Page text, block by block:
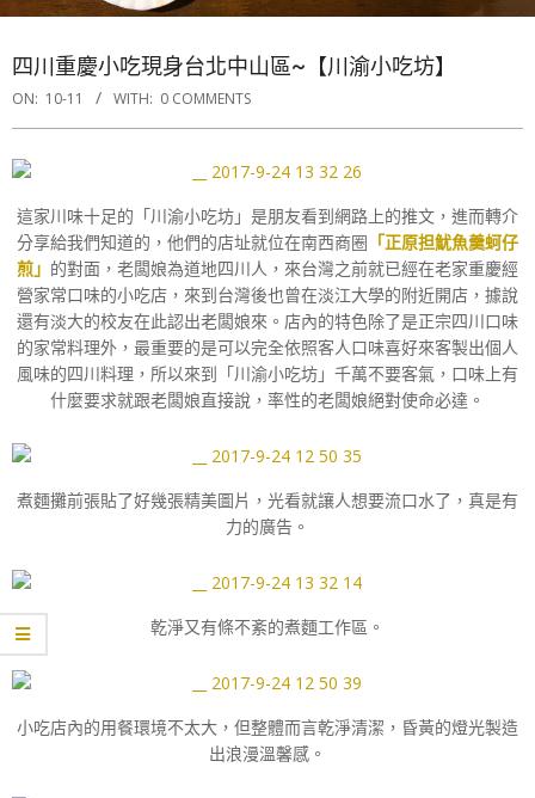
四川重慶小吃現身台北中山區~【川渝小吃坊】
ON: 10-11 WITH: 0 COMMENTS
這家川味十足的「川渝小吃坊」是朋友看到網路上的推文，進而轉介
分享給我們知道的，他們的店址就位在南西商圈 「正原担魷魚羹蚵仔
煎」 的對面，老闆娘為道地四川人，來台灣之前就已經在老家重慶經
營家常口味的小吃店，來到台灣後也曾在淡江大學的附近開店，據說
還有淡大的校友在此認出老闆娘來。店內的特色除了是正宗四川口味
的家常料理外，最重要的是可以完全依照客人口味喜好來客製出個人
風味的四川料理，所以來到「川渝小吃坊」千萬不要客氣，口味上有
什麼要求就跟老闆娘直接說，率性的老闆娘絕對使命必達。
煮麵攤前張貼了好幾張精美圖片，光看就讓人想要流口水了，真是有
力的廣告。
乾淨又有條不紊的煮麵工作區。
小吃店內的用餐環境不太大，但整體而言乾淨清潔，昏黃的燈光製造
出浪漫溫馨感。